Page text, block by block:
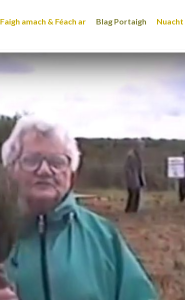
Faigh amach & Féach ar Blag Portaigh Nuacht